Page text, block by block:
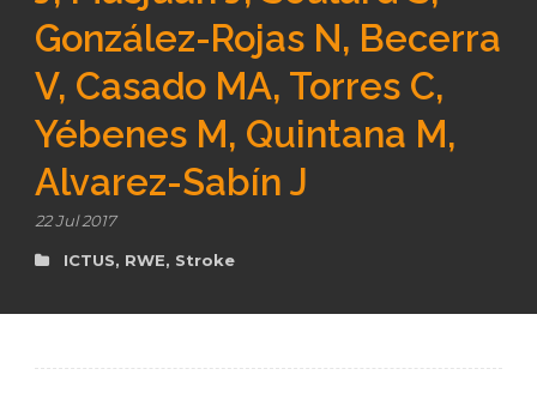
es
González-Rojas N, Becerra
V, Casado MA, Torres C,
Yébenes M, Quintana M,
Alvarez-Sabín J
22 Jul 2017
ICTUS, RWE, Stroke